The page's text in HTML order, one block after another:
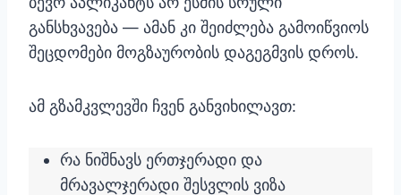
განსხვავება — ამან კი შეიძლება გამოიწვიოს
შეცდომები მოგზაურობის დაგეგმვის დროს.
ამ გზამკვლევში ჩვენ განვიხილავთ:
რა ნიშნავს ერთჯერადი და
მრავალჯერადი შესვლის ვიზა